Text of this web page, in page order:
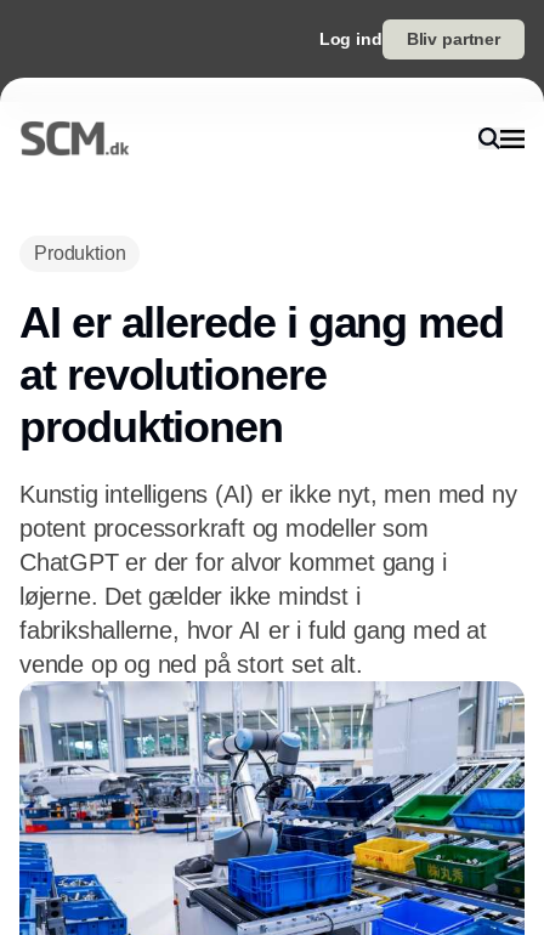
Log ind Bliv partner
Produktion
AI er allerede i gang med
at revolutionere
produktionen
Kunstig intelligens (AI) er ikke nyt, men med ny
potent processorkraft og modeller som
ChatGPT er der for alvor kommet gang i
løjerne. Det gælder ikke mindst i
fabrikshallerne, hvor AI er i fuld gang med at
vende op og ned på stort set alt.